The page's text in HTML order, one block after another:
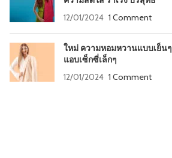
12/01/2024 1 Comment
ใหม่ ความหอมหวานแบบเย็นๆ
แอบเซ็กซี่เล็กๆ
12/01/2024 1 Comment